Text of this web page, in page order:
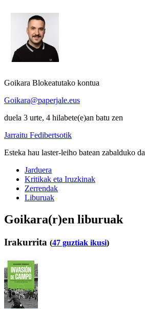
Goikara Blokeatutako kontua
Goikara@paperjale.eus
duela 3 urte, 4 hilabete(e)an batu zen
Jarraitu Fedibertsotik
Esteka hau laster-leiho batean zabalduko da
Jarduera
Kritikak eta Iruzkinak
Zerrendak
Liburuak
Goikara(r)en liburuak
Irakurrita (47 guztiak ikusi)